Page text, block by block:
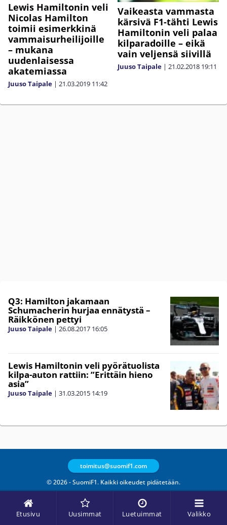
Etusivu Uusimmat Luetuimmat Valikko
Lewis Hamiltonin veli
Nicolas Hamilton
toimii esimerkkinä
vammaisurheilijoille
– mukana
uudenlaisessa
akatemiassa
Juuso Taipale | 21.03.2019 11:42
Vaikeasta vammasta
kärsivä F1-tähti Lewis
Hamiltonin veli palaa
kilparadoille – eikä
vain veljensä siivillä
Juuso Taipale | 21.02.2018 19:11
Q3: Hamilton jakamaan
Schumacherin hurjaa ennätystä –
Räikkönen pettyi
Juuso Taipale | 26.08.2017 16:05
Lewis Hamiltonin veli pyörätuolista
kilpa-auton rattiin: ”Erittäin hieno
asia”
Juuso Taipale | 31.03.2015 14:19
© 2026 - SuomiF1. Kaikki oikeudet pidätetään.
toimitus@suomif1.com